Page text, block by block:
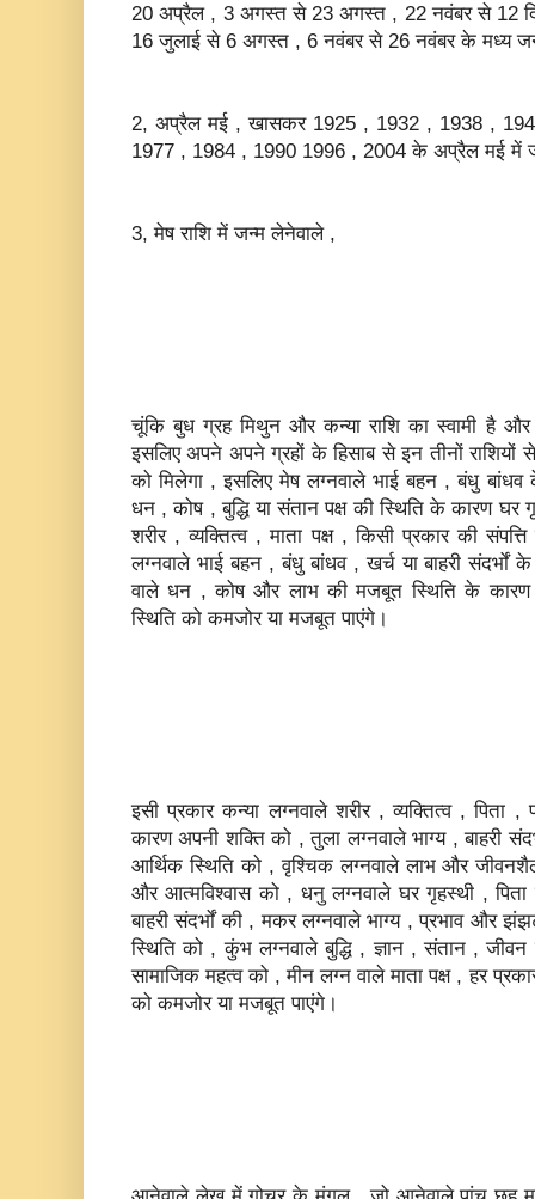
20 अप्रैल , 3 अगस्‍त से 23 अगस्‍त , 22 नवंबर से 12
16 जुलाई से 6 अगस्‍त , 6 नवंबर से 26 नवंबर के मध्‍य
2, अप्रैल मई , खासकर 1925 , 1932 , 1938 ,
1977 , 1984 , 1990 1996 , 2004 के अप्रैल मई में
3, मेष राशि में जन्‍म लेनेवाले ,
चूंकि बुध ग्रह मिथुन और कन्‍या राशि का स्‍वामी है
इसलिए अपने अपने ग्रहों के हिसाब से इन तीनों
को मिलेगा , इसलिए मेष लग्‍नवाले भाई बहन , बंधु
धन , कोष , बुद्धि या संतान पक्ष की स्थिति के कारण घर
शरीर , व्‍यक्तित्‍व , माता पक्ष , किसी प्रकार की
लग्‍नवाले भाई बहन , बंधु बांधव , खर्च या बाहरी
वाले धन , कोष और लाभ की मजबूत स्थिति के कारण
स्थिति को कमजोर या मजबूत पाएंगे।
इसी प्रकार कन्‍या लग्‍नवाले शरीर , व्‍यक्तित्‍व , पिता ,
कारण अपनी शक्ति को , तुला लग्‍नवाले भाग्‍य , बाहरी
आर्थिक स्थिति को , वृश्चिक लग्‍नवाले लाभ और
और आत्‍मविश्‍वास को , धनु लग्‍नवाले घर गृहस्‍थी , पिता
बाहरी संदर्भों की , मकर लग्‍नवाले भाग्‍य , प्रभाव और
स्थिति को , कुंभ लग्‍नवाले बुद्धि , ज्ञान , संतान ,
सामाजिक महत्‍व को , मीन लग्‍न वाले माता पक्ष , हर
को कमजोर या मजबूत पाएंगे।